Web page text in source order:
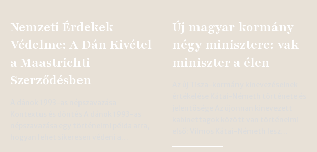
Nemzeti Érdekek
Védelme: A Dán Kivétel
a Maastrichti
Szerződésben
Új magyar kormány
négy minisztere: vak
miniszter a élen